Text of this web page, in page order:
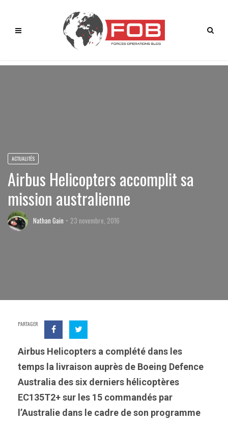
ACTUALITÉS
Airbus Helicopters accomplit sa
mission australienne
Nathan Gain 23 novembre, 2016
PARTAGER
Airbus Helicopters a complété dans les
temps la livraison auprès de Boeing Defence
Australia des six derniers hélicoptères
EC135T2+ sur les 15 commandés par
l’Australie dans le cadre de son programme